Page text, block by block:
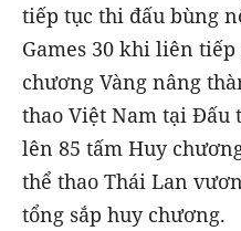
tiếp tục thi đấu bùng
Games 30 khi liên
chương Vàng nâng
thao Việt Nam tại Đấu
lên 85 tấm Huy
thể thao Thái Lan
tổng sắp huy chương.